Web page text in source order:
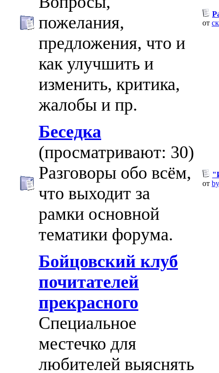
пожелания,
предложения, что и
как улучшить и
изменить, критика,
жалобы и пр.
от
Беседка
(просматривают: 30)
Разговоры обо всём,
что выходит за
рамки основной
тематики форума.
от
Бойцовский клуб
почитателей
прекрасного
Специальное
местечко для
любителей выяснять